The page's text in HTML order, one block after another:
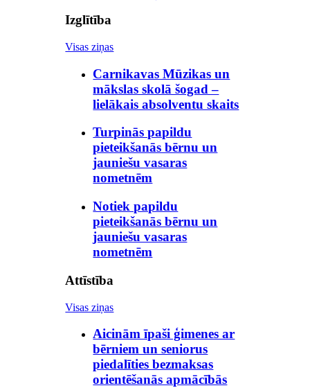
Izglītība
Visas ziņas
Carnikavas Mūzikas un
mākslas skolā šogad –
lielākais absolventu skaits
Turpinās papildu
pieteikšanās bērnu un
jauniešu vasaras
nometnēm
Notiek papildu
pieteikšanās bērnu un
jauniešu vasaras
nometnēm
Attīstība
Visas ziņas
Aicinām īpaši ģimenes ar
bērniem un seniorus
piedalīties bezmaksas
orientēšanās apmācībās